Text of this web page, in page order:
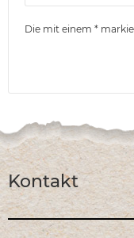
Die mit einem *
Kontakt